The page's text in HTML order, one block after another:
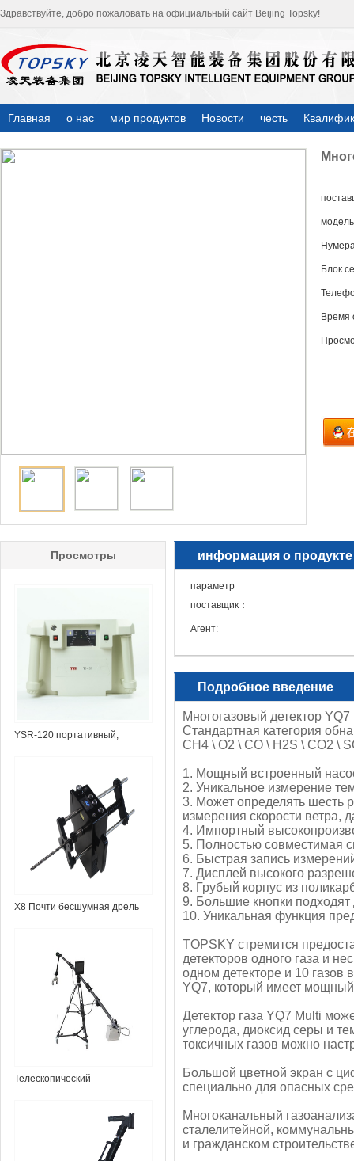
Здравствуйте, добро пожаловать на официальный сайт Beijing Topsky!
Главная о нас мир продуктов Новости честь
модель
Блок
Время
Просмотры
YSR-120 портативный,
X8 Почти бесшумная дрель
Телескопический
информация о продукте
параметр
поставщик：
Агент:
Подробное введение
Многогазовый детектор YQ7
Стандартная категория
CH4 \ O2 \ CO \ H2S \ CO2 \
1. Мощный встроенный
2. Уникальное измерение
3. Может определять шесть
измерения скорости ветра,
4. Импортный
5. Полностью совместимая
6. Быстрая запись
7. Дисплей высокого
8. Грубый корпус из
9. Большие кнопки
10. Уникальная функция
TOPSKY стремится
детекторов одного газа и
одном детекторе и 10 газов
YQ7, который имеет
Детектор газа YQ7 Multi
углерода, диоксид серы и
токсичных газов можно
Большой цветной экран с
специально для опасных
Многоканальный
сталелитейной,
и гражданском